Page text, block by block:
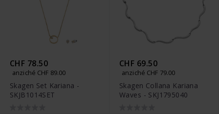
CHF 78.50
anziché CHF 89.00
Skagen Set Kariana -
SKJB1014SET
CHF 69.50
anziché CHF 79.00
Skagen Collana Kariana
Waves - SKJ1795040